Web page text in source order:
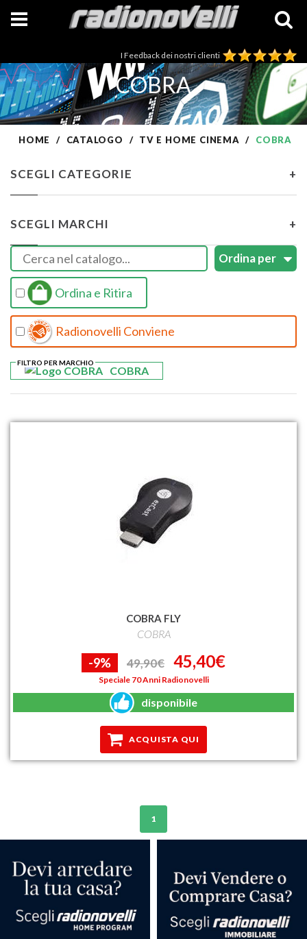
I Feedback dei nostri clienti
COBRA
HOME CATALOGO TV E HOME CINEMA COBRA
SCEGLI CATEGORIE +
SCEGLI MARCHI +
Ordina e Ritira
Radionovelli Conviene
COBRA
FILTRO PER MARCHIO
COBRA FLY
COBRA
-9% 49,90€ 45,40€
Speciale 70 Anni Radionovelli
disponibile
ACQUISTA QUI
1